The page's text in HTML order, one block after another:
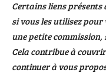
Certains liens présents
si vous les utilisez
une petite
Cela contribue à
continuer à vous